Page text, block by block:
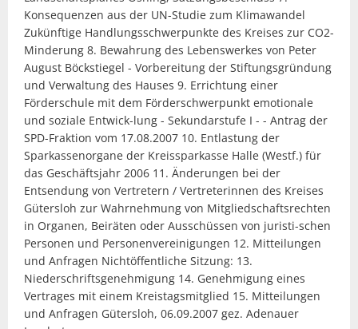
Konsequenzen aus der UN-Studie zum Klimawandel
Zukünftige Handlungsschwerpunkte des Kreises zur CO2-
Minderung 8. Bewahrung des Lebenswerkes von Peter
August Böckstiegel - Vorbereitung der Stiftungsgründung
und Verwaltung des Hauses 9. Errichtung einer
Förderschule mit dem Förderschwerpunkt emotionale
und soziale Entwick-lung - Sekundarstufe I - - Antrag der
SPD-Fraktion vom 17.08.2007 10. Entlastung der
Sparkassenorgane der Kreissparkasse Halle (Westf.) für
das Geschäftsjahr 2006 11. Änderungen bei der
Entsendung von Vertretern / Vertreterinnen des Kreises
Gütersloh zur Wahrnehmung von Mitgliedschaftsrechten
in Organen, Beiräten oder Ausschüssen von juristi-schen
Personen und Personenvereinigungen 12. Mitteilungen
und Anfragen Nichtöffentliche Sitzung: 13.
Niederschriftsgenehmigung 14. Genehmigung eines
Vertrages mit einem Kreistagsmitglied 15. Mitteilungen
und Anfragen Gütersloh, 06.09.2007 gez. Adenauer